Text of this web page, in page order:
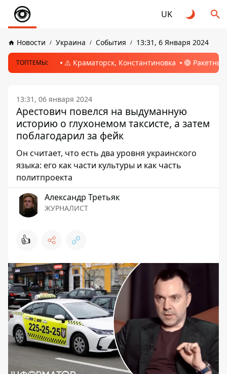
UK
Новости Украина События 13:31, 6 Января 2024
ТОПТЕМЫ: ⚠️ Краматорск, Константиновка 🔴
13:31, 06 января 2024
Арестович повелся на выдуманную
историю о глухонемом таксисте, а затем
поблагодарил за фейк
Он считает, что есть два уровня украинского
языка: его как части культуры и как часть
политпроекта
Александр Третьяк
ЖУРНАЛИСТ
👍